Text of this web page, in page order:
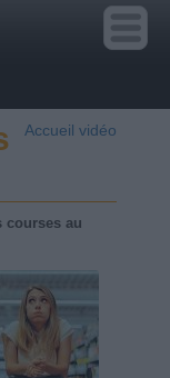
Accueil vidéo
courses au